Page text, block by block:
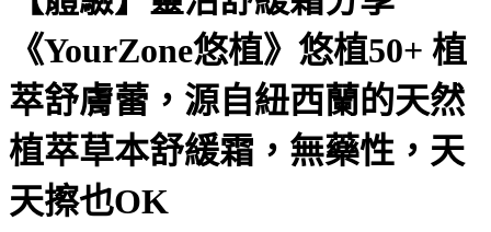
《YourZone悠植》悠植50+ 植
萃舒膚蕾，源自紐西蘭的天然
植萃草本舒緩霜，無藥性，天
天擦也OK